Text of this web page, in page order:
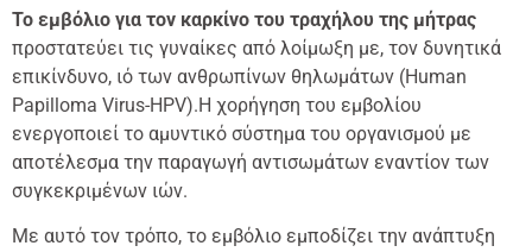
Το εμβόλιο για τον καρκίνο του τραχήλου της μήτρας
προστατεύει τις γυναίκες από λοίμωξη με, τον δυνητικά
επικίνδυνο, ιό των ανθρωπίνων θηλωμάτων (Human
Papilloma Virus-HPV).Η χορήγηση του εμβολίου
ενεργοποιεί το αμυντικό σύστημα του οργανισμού με
αποτέλεσμα την παραγωγή αντισωμάτων εναντίον των
συγκεκριμένων ιών.
Με αυτό τον τρόπο, το εμβόλιο εμποδίζει την ανάπτυξη